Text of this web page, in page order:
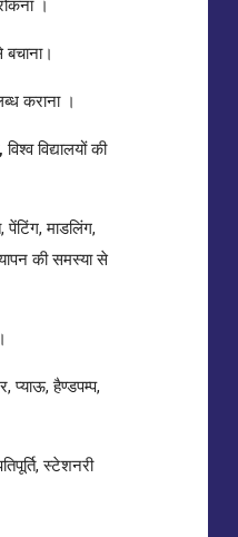
।
कराना ।
विद्यालयों की
माडलिंग,
की समस्या से
प्याऊ, हैण्डपम्प,
स्टेशनरी